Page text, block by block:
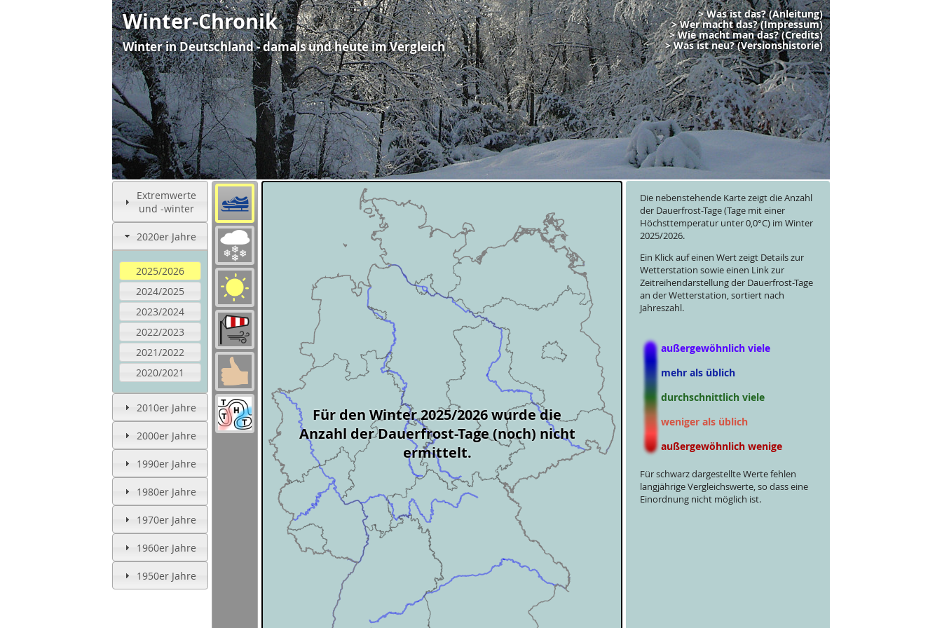
Winter-Chronik
Winter in Deutschland - damals und heute im Vergleich
> Was ist das? (Anleitung)
> Wer macht das? (Impressum)
> Wie macht man das? (Credits)
> Was ist neu? (Versionshistorie)
Extremwerte
und -winter
2020er Jahre
2025/2026
2024/2025
2023/2024
2022/2023
2021/2022
2020/2021
2010er Jahre
2000er Jahre
1990er Jahre
1980er Jahre
1970er Jahre
1960er Jahre
1950er Jahre
Für den Winter 2025/2026 wurde die
Anzahl der Dauerfrost-Tage (noch) nicht
ermittelt.
Die nebenstehende Karte zeigt die Anzahl
der Dauerfrost-Tage (Tage mit einer
Höchsttemperatur unter 0,0°C) im Winter
2025/2026.
Ein Klick auf einen Wert zeigt Details zur
Wetterstation sowie einen Link zur
Zeitreihendarstellung der Dauerfrost-Tage
an der Wetterstation, sortiert nach
Jahreszahl.
außergewöhnlich viele
mehr als üblich
durchschnittlich viele
weniger als üblich
außergewöhnlich wenige
Für schwarz dargestellte Werte fehlen
langjährige Vergleichswerte, so dass eine
Einordnung nicht möglich ist.